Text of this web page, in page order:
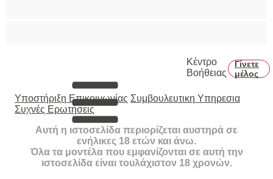
Κέντρο
Βοήθειας
Γίνετε
μέλος
Υποστήριξη Επικοινωνίας Συμβουλευτικη Υπηρεσια
Συχνές Ερωτήσεις
Αυτή η ιστοσελίδα περιορίζεται αυστηρά σε
ενήλικες 18 ετών και άνω.
Όλα τα μοντέλα που εμφανίζονται σε αυτή την
ιστοσελίδα είναι τουλάχιστον 18 χρονών.